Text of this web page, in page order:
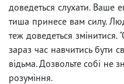
доведеться слухати. Ваше
тиша принесе вам силу.
теж доведеться
зараз час навчитись бути
відьма. Дозвольте собі не
розуміння.